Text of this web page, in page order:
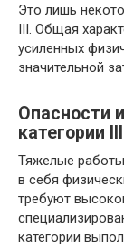
Это лишь
III. Общая
усиленных
значительной
Опасности
категории III
Тяжелые
в себя
требуют
категории